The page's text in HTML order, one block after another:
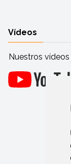
Vídeos
Nuestros vídeos